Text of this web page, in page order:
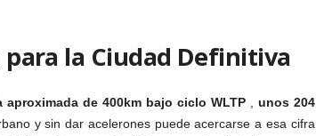
la Ciudad Definitiva
aproximada de 400km bajo ciclo WLTP, unos 204
y sin dar acelerones puede acercarse a esa cifra